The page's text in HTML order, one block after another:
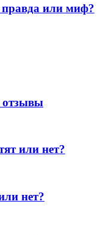
или миф?
отзывы
или нет?
нет?